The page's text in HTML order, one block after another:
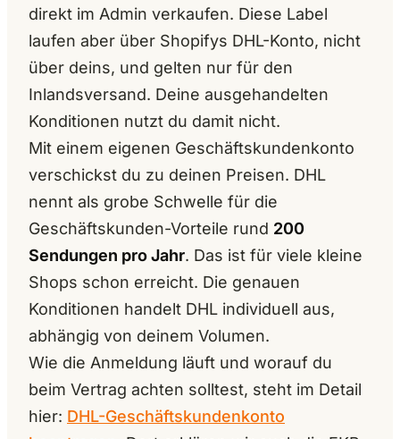
direkt im Admin verkaufen. Diese Label
laufen aber über Shopifys DHL-Konto, nicht
über deins, und gelten nur für den
Inlandsversand. Deine ausgehandelten
Konditionen nutzt du damit nicht.
Mit einem eigenen Geschäftskundenkonto
verschickst du zu deinen Preisen. DHL
nennt als grobe Schwelle für die
Geschäftskunden-Vorteile rund 200
Sendungen pro Jahr. Das ist für viele kleine
Shops schon erreicht. Die genauen
Konditionen handelt DHL individuell aus,
abhängig von deinem Volumen.
Wie die Anmeldung läuft und worauf du
beim Vertrag achten solltest, steht im Detail
hier: DHL-Geschäftskundenkonto